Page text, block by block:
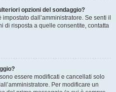
opzioni del sondaggio?
dall’amministratore. Se senti il
di risposta a quelle consentite, contatta
essere modificati e cancellati solo
Per modificare un